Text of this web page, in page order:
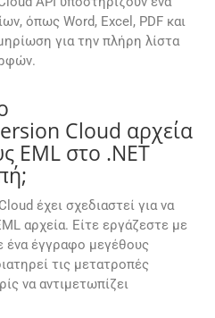
όπως Word, Excel, PDF και
για την πλήρη λίστα
Cloud αρχεία
EML στο .NET
έχει σχεδιαστεί για να
αρχεία. Είτε εργάζεστε με
ένα έγγραφο μεγέθους
τις μετατροπές
να αντιμετωπίζει